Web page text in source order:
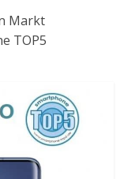
Markt
TOP5